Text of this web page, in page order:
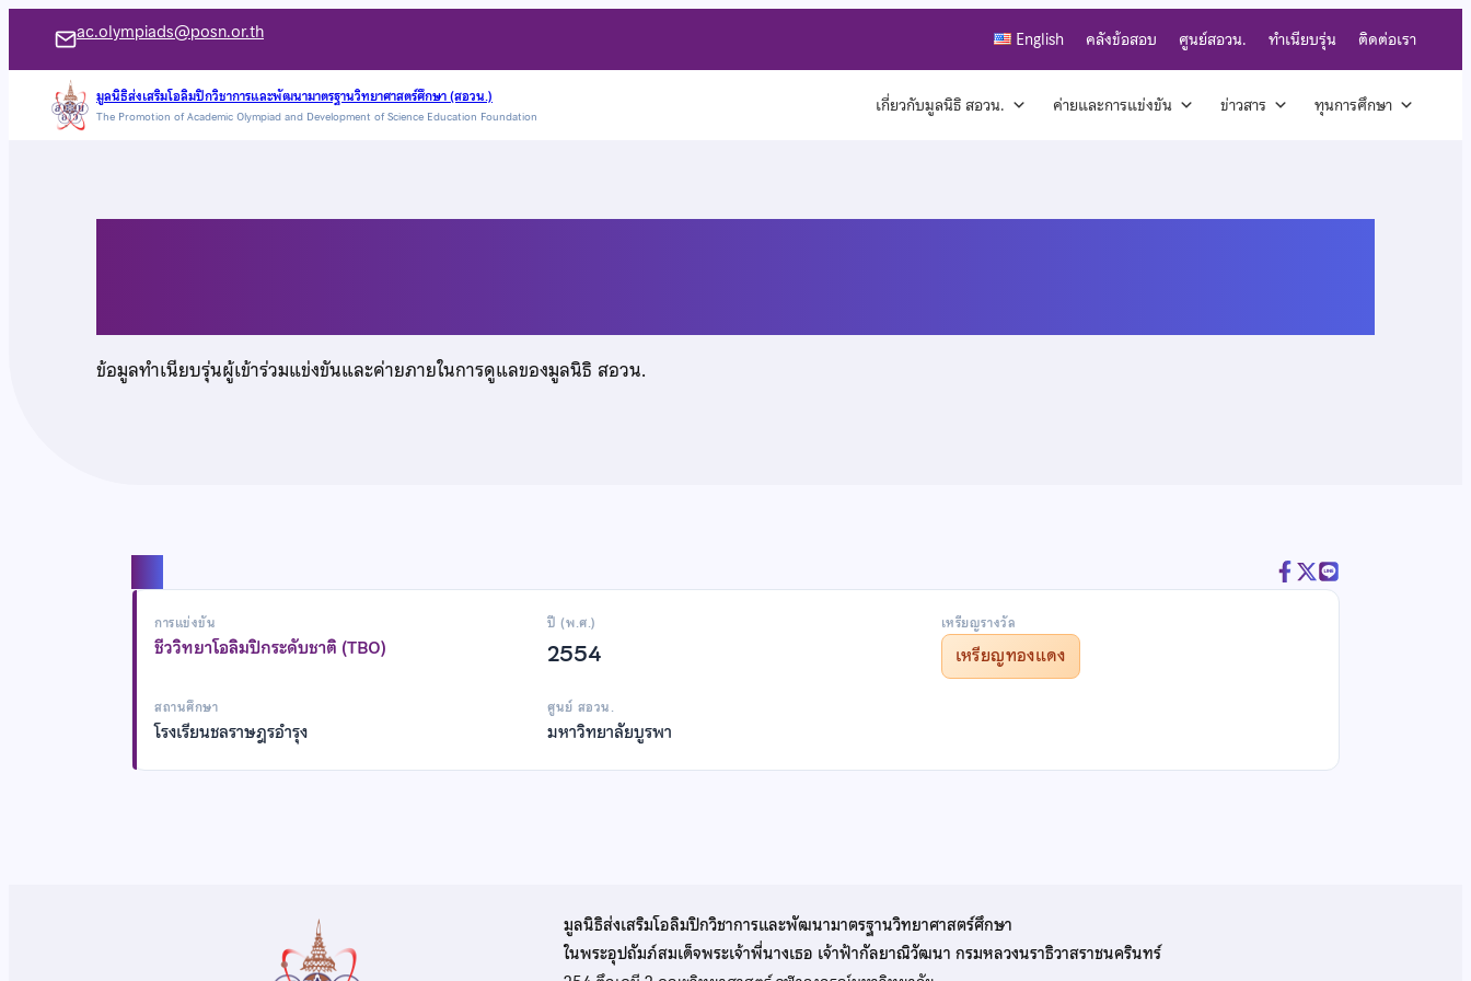
เนื้อหา
ac.olympiads@posn.or.th English คลังข้อสอบ ศูนย์สอวน. ทำเนียบรุ่น ติดต่อเรา
มูลนิธิส่งเสริมโอลิมปิกวิชาการและพัฒนามาตรฐานวิทยาศาสตร์ศึกษา (สอวน.)
The Promotion of Academic Olympiad and Development of Science Education Foundation เกี่ยวกับมูลนิธิ สอวน. ค่ายและการแข่งขัน ข่าวสาร ทุนการศึกษา
ข้อมูลทำเนียบรุ่นผู้เข้าร่วมแข่งขันและค่ายภายในการดูแลของมูลนิธิ สอวน.
การแข่งขัน
ชีววิทยาโอลิมปิกระดับชาติ (TBO)
ปี (พ.ศ.)
2554
เหรียญรางวัล
เหรียญทองแดง
สถานศึกษา
โรงเรียนชลราษฎรอำรุง
ศูนย์ สอวน.
มหาวิทยาลัยบูรพา
มูลนิธิส่งเสริมโอลิมปิกวิชาการและพัฒนามาตรฐานวิทยาศาสตร์ศึกษา
ในพระอุปถัมภ์สมเด็จพระเจ้าพี่นางเธอ เจ้าฟ้ากัลยาณิวัฒนา กรมหลวงนราธิวาสราชนครินทร์